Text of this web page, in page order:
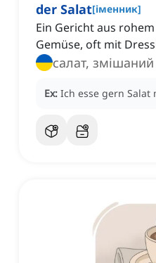
der Salat[іменник]
Ein Gericht aus
Gemüse, oft mit
салат, змішаний
Ex: Ich esse gern Salat